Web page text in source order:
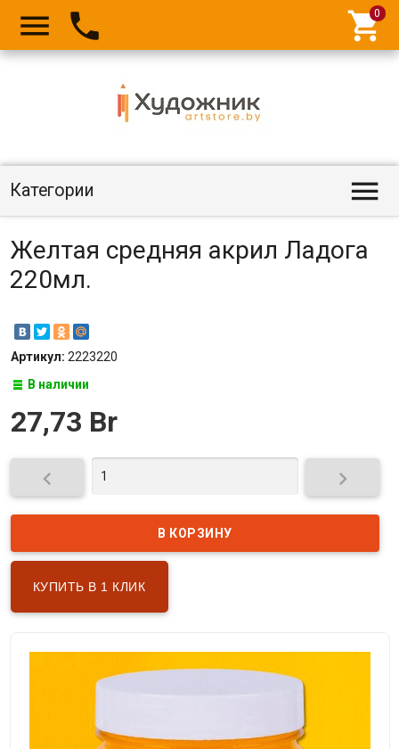
  
Категории 
Желтая средняя акрил Ладога
220мл.
Артикул: 2223220
В наличии
27,73 Br
 
КУПИТЬ В 1 КЛИК